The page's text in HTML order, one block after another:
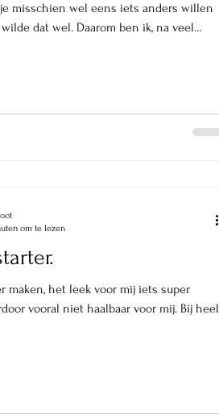
misschien wel eens iets anders willen
dat wel. Daarom ben ik, na veel
maken, het leek voor mij iets super
vooral niet haalbaar voor mij. Bij heel
om te lezen